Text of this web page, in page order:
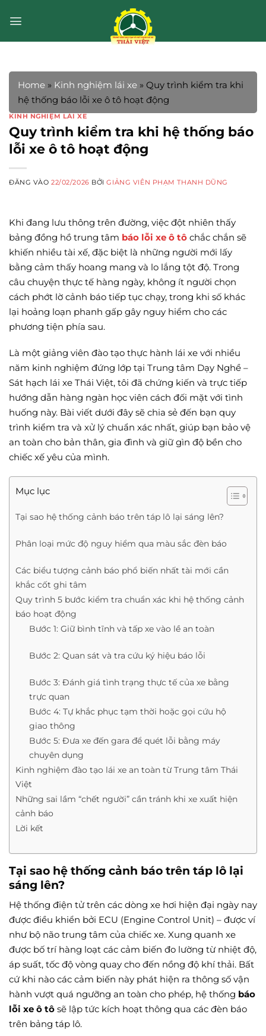
qua
Home » Kinh nghiệm lái xe » Quy trình kiểm tra khi
hệ thống báo lỗi xe ô tô hoạt động
KINH NGHIỆM LÁI XE
Quy trình kiểm tra khi hệ thống báo
lỗi xe ô tô hoạt động
ĐĂNG VÀO22/02/2026 BỞIGIẢNG VIÊN PHẠM THANH DŨNG
Khi đang lưu thông trên đường, việc đột nhiên thấy
bảng đồng hồ trung tâm báo lỗi xe ô tô chắc chắn sẽ
khiến nhiều tài xế, đặc biệt là những người mới lấy
bằng cảm thấy hoang mang và lo lắng tột độ. Trong
câu chuyện thực tế hàng ngày, không ít người chọn
cách phớt lờ cảnh báo tiếp tục chạy, trong khi số khác
lại hoảng loạn phanh gấp gây nguy hiểm cho các
phương tiện phía sau.
Là một giảng viên đào tạo thực hành lái xe với nhiều
năm kinh nghiệm đứng lớp tại Trung tâm Dạy Nghề –
Sát hạch lái xe Thái Việt, tôi đã chứng kiến và trực tiếp
hướng dẫn hàng ngàn học viên cách đối mặt với tình
huống này. Bài viết dưới đây sẽ chia sẻ đến bạn quy
trình kiểm tra và xử lý chuẩn xác nhất, giúp bạn bảo vệ
an toàn cho bản thân, gia đình và giữ gìn độ bền cho
chiếc xế yêu của mình.
Mục lục
Tại sao hệ thống cảnh báo trên táp lô lại sáng lên?
Phân loại mức độ nguy hiểm qua màu sắc đèn báo
Các biểu tượng cảnh báo phổ biến nhất tài mới cần
khắc cốt ghi tâm
Quy trình 5 bước kiểm tra chuẩn xác khi hệ thống cảnh
báo hoạt động
Bước 1: Giữ bình tĩnh và tấp xe vào lề an toàn
Bước 2: Quan sát và tra cứu ký hiệu báo lỗi
Bước 3: Đánh giá tình trạng thực tế của xe bằng
trực quan
Bước 4: Tự khắc phục tạm thời hoặc gọi cứu hộ
giao thông
Bước 5: Đưa xe đến gara để quét lỗi bằng máy
chuyên dụng
Kinh nghiệm đào tạo lái xe an toàn từ Trung tâm Thái
Việt
Những sai lầm “chết người” cần tránh khi xe xuất hiện
cảnh báo
Lời kết
Tại sao hệ thống cảnh báo trên táp lô lại
sáng lên?
Hệ thống điện tử trên các dòng xe hơi hiện đại ngày nay
được điều khiển bởi ECU (Engine Control Unit) – được ví
như bộ não trung tâm của chiếc xe. Xung quanh xe
được bố trí hàng loạt các cảm biến đo lường từ nhiệt độ,
áp suất, tốc độ vòng quay cho đến nồng độ khí thải. Bất
cứ khi nào các cảm biến này phát hiện ra thông số vận
hành vượt quá ngưỡng an toàn cho phép, hệ thống báo
lỗi xe ô tô sẽ lập tức kích hoạt thông qua các đèn báo
trên bảng táp lô.